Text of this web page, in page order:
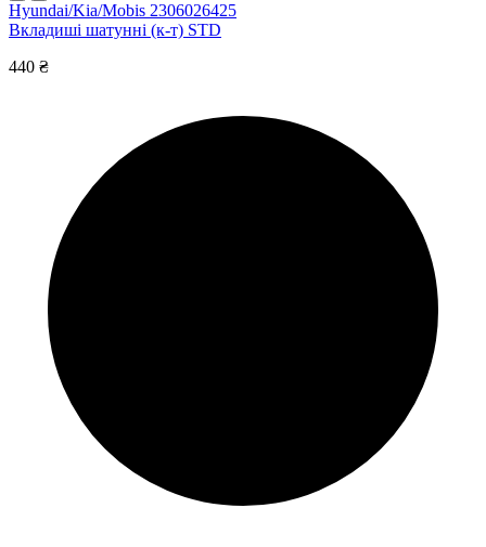
Hyundai/Kia/Mobis 2306026425
Вкладиші шатунні (к-т) STD
440 ₴